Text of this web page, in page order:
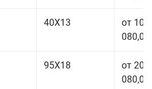
40Х13
от 103
080,00
95Х18
от 208
080,00